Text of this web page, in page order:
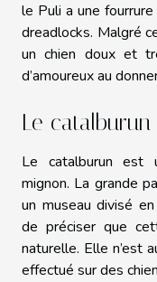
le Puli a une
dreadlocks. Malgré
un chien doux et
d’amoureux au
Le catalburun
Le catalburun est
mignon. La grande
un museau divisé
de préciser que
naturelle. Elle n’est
effectué sur des